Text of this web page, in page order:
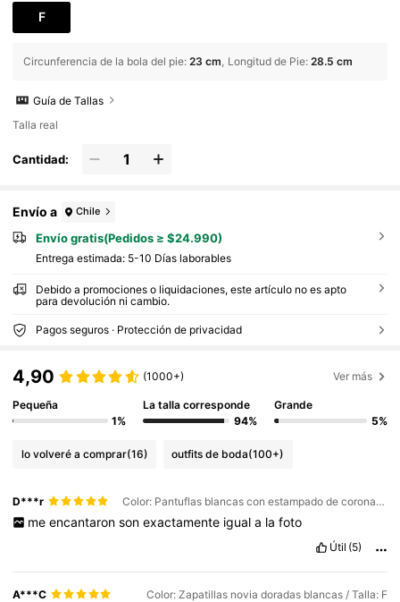
F
Circunferencia de la bola del pie: 23 cm Longitud de Pie: 28.5 cm
Guía de Tallas
Talla real
Cantidad:
Envío a Chile
Envío gratis(Pedidos ≥ $24.990)
Entrega estimada: 5-10 Días laborables
Debido a promociones o liquidaciones, este artículo no es apto
para devolución ni cambio.
Pagos seguros · Protección de privacidad
4,90 (1000+) Ver más
Pequeña
1%
La talla corresponde
94%
Grande
5%
lo volveré a comprar(16) outfits de boda(100+)
D***r Color: Pantuflas blancas con estampado de corona dorada y novia de equipo. / Talla: F
me encantaron son exactamente igual a la foto
Útil (5)
A***C Color: Zapatillas novia doradas blancas / Talla: F